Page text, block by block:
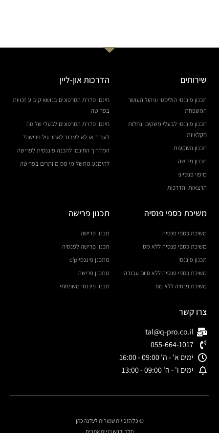
שירותים
תכנון פיננסי הוליסטי וניהול העושר
המשפחתי
תכנון פיננסי לבעלי משקים ונחלות
חקלאיות
תכנון השקעות
תכנון פרישה
מיפוי פנסיוני
הרצאות והדרכות
הדרכות און-ליין
חינם: סדרת הסרטונים בנושא קיבוע זכויות
בפרישה
חינם: סדרת הסרטונים לבעלי שליטה
לעבוד או לא לעבוד לאחר גיל פרישה?
המדריך החינמי להכנה פיננסית לפרישה
להימנע מתשלומי מס מיותרים בפרישה
משיכת כספי פנסיה
משיכת כספי פנסיה
משיכת כספי פנסיה ללא מס
תכנון פיננסי
משיכת כספי פנסיה ללא סיום עבודה
משיכת פנסיה ללא מס
תכנון פרישה
תכנון פרישה
תכנון פרישה לפנסיה
מתכנן פיננסי cfp
מתכנן פרישה
תכנון פיננסי משפחתי
צרו קשר
tal@q-pro.co.il
055-664-1017
ימים א' - ה' 09:00 - 16:00
ימים ו' - ה' 09:00 - 13:00
© כל הזכויות שמורות לעדנה כהן
חלב ודבש בניית אתרים